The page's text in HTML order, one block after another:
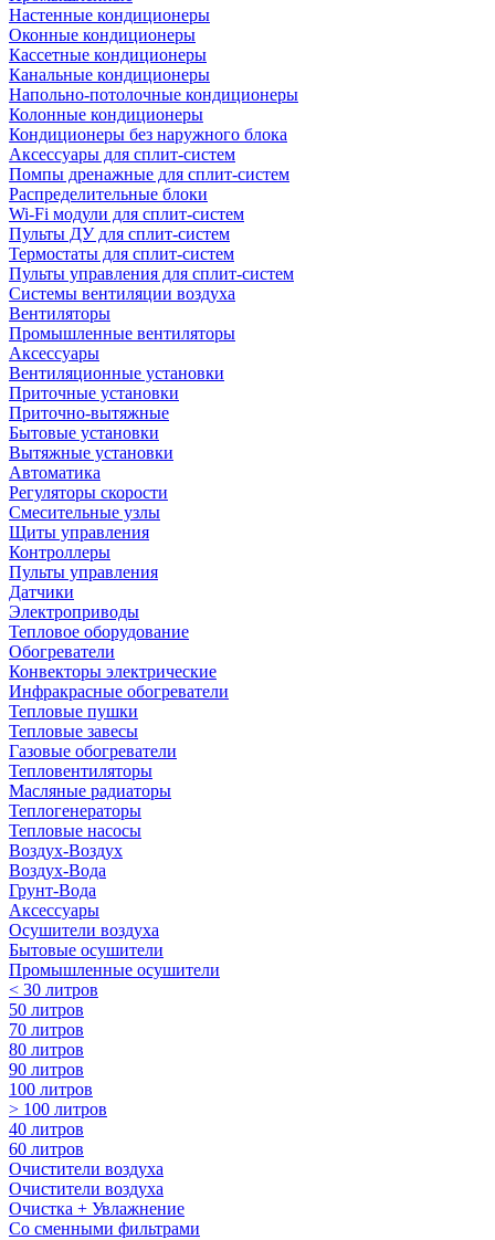
Настенные кондиционеры
Оконные кондиционеры
Кассетные кондиционеры
Канальные кондиционеры
Напольно-потолочные кондиционеры
Колонные кондиционеры
Кондиционеры без наружного блока
Аксессуары для сплит-систем
Помпы дренажные для сплит-систем
Распределительные блоки
Wi-Fi модули для сплит-систем
Пульты ДУ для сплит-систем
Термостаты для сплит-систем
Пульты управления для сплит-систем
Системы вентиляции воздуха
Вентиляторы
Промышленные вентиляторы
Аксессуары
Вентиляционные установки
Приточные установки
Приточно-вытяжные
Бытовые установки
Вытяжные установки
Автоматика
Регуляторы скорости
Смесительные узлы
Щиты управления
Контроллеры
Пульты управления
Датчики
Электроприводы
Тепловое оборудование
Обогреватели
Конвекторы электрические
Инфракрасные обогреватели
Тепловые пушки
Тепловые завесы
Газовые обогреватели
Тепловентиляторы
Масляные радиаторы
Теплогенераторы
Тепловые насосы
Воздух-Воздух
Воздух-Вода
Грунт-Вода
Аксессуары
Осушители воздуха
Бытовые осушители
Промышленные осушители
< 30 литров
50 литров
70 литров
80 литров
90 литров
100 литров
> 100 литров
40 литров
60 литров
Очистители воздуха
Очистители воздуха
Очистка + Увлажнение
Cо сменными фильтрами